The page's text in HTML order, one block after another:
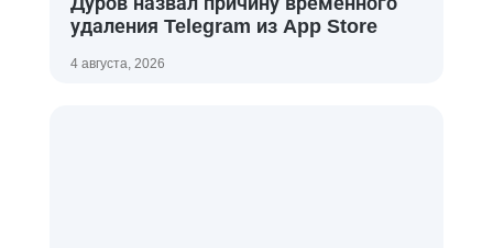
удаления Telegram из App Store
4 августа, 2026